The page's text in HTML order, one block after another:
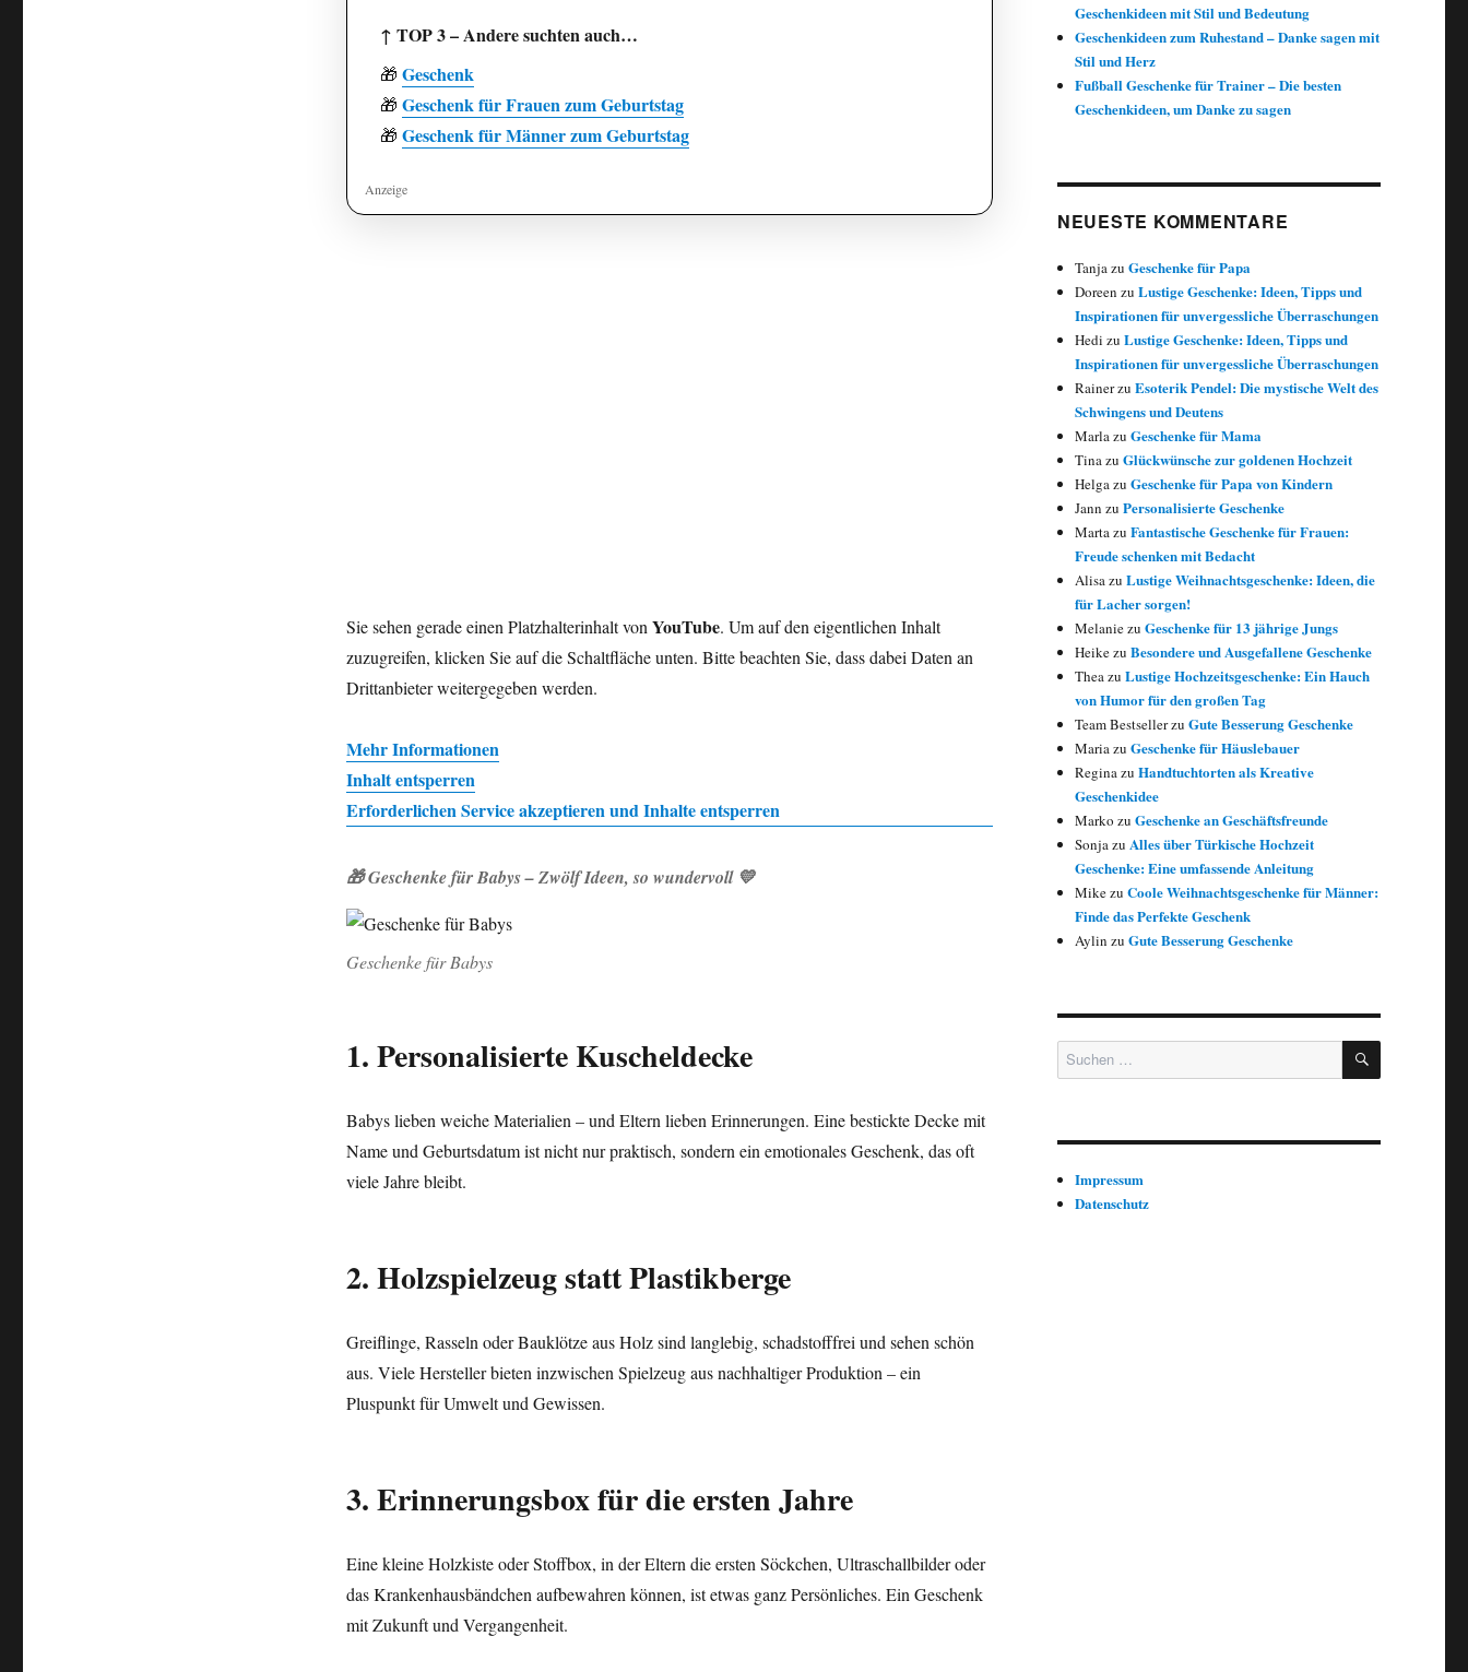
↑ TOP 3 – Andere suchten auch…
🎁 Geschenk
🎁 Geschenk für Frauen zum Geburtstag
🎁 Geschenk für Männer zum Geburtstag
Sie sehen gerade einen Platzhalterinhalt von YouTube. Um auf den eigentlichen Inhalt
zuzugreifen, klicken Sie auf die Schaltfläche unten. Bitte beachten Sie, dass dabei Daten an
Drittanbieter weitergegeben werden.
Mehr Informationen
Inhalt entsperren
Erforderlichen Service akzeptieren und Inhalte entsperren
🎁 Geschenke für Babys – Zwölf Ideen, so wundervoll 💛
Geschenke für Babys
1. Personalisierte Kuscheldecke
Babys lieben weiche Materialien – und Eltern lieben Erinnerungen. Eine bestickte Decke mit
Name und Geburtsdatum ist nicht nur praktisch, sondern ein emotionales Geschenk, das oft
viele Jahre bleibt.
2. Holzspielzeug statt Plastikberge
Greiflinge, Rasseln oder Bauklötze aus Holz sind langlebig, schadstofffrei und sehen schön
aus. Viele Hersteller bieten inzwischen Spielzeug aus nachhaltiger Produktion – ein
Pluspunkt für Umwelt und Gewissen.
3. Erinnerungsbox für die ersten Jahre
Eine kleine Holzkiste oder Stoffbox, in der Eltern die ersten Söckchen, Ultraschallbilder oder
das Krankenhausbändchen aufbewahren können, ist etwas ganz Persönliches. Ein Geschenk
mit Zukunft und Vergangenheit.
Geschenkideen mit Stil und Bedeutung
Geschenkideen zum Ruhestand – Danke sagen mit
Stil und Herz
Fußball Geschenke für Trainer – Die besten
Geschenkideen, um Danke zu sagen
NEUESTE KOMMENTARE
TanjazuGeschenke für Papa
Doreen zuLustige Geschenke: Ideen, Tipps und
Inspirationen für unvergessliche Überraschungen
Hedi zuLustige Geschenke: Ideen, Tipps und
Inspirationen für unvergessliche Überraschungen
RainerzuEsoterik Pendel: Die mystische Welt des
Schwingens und Deutens
MarlazuGeschenke für Mama
TinazuGlückwünsche zur goldenen Hochzeit
HelgazuGeschenke für Papa von Kindern
Jann zuPersonalisierte Geschenke
MartazuFantastische Geschenke für Frauen:
Freude schenken mit Bedacht
AlisazuLustige Weihnachtsgeschenke: Ideen, die
für Lacher sorgen!
MelaniezuGeschenke für 13 jährige Jungs
HeikezuBesondere und Ausgefallene Geschenke
TheazuLustige Hochzeitsgeschenke: Ein Hauch
von Humor für den großen Tag
Team BestsellerzuGute Besserung Geschenke
MariazuGeschenke für Häuslebauer
ReginazuHandtuchtorten als Kreative
Geschenkidee
Marko zuGeschenke an Geschäftsfreunde
SonjazuAlles über Türkische Hochzeit
Geschenke: Eine umfassende Anleitung
MikezuCoole Weihnachtsgeschenke für Männer:
Finde das Perfekte Geschenk
Aylin zuGute Besserung Geschenke
Suchen nach: SUCHEN
Impressum
Datenschutz